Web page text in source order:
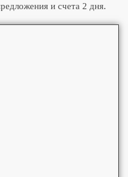
и счета 2 дня.